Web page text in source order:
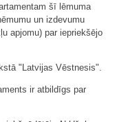
šī lēmuma
un izdevumu
apjomu) par iepriekšējo
"Latvijas Vēstnesis".
ir atbildīgs par